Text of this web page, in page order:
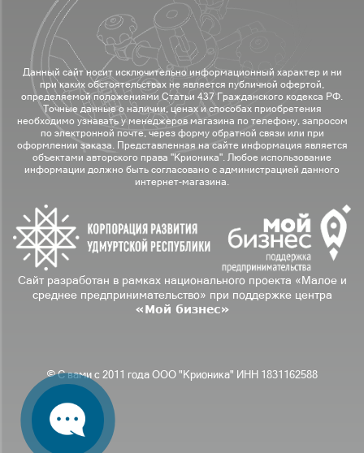
Данный сайт носит исключительно информационный характер и ни
при каких обстоятельствах не является публичной офертой,
определяемой положениями Статьи 437 Гражданского кодекса РФ.
Точные данные о наличии, ценах и способах приобретения
необходимо узнавать у менеджеров магазина по телефону, запросом
по электронной почте, через форму обратной связи или при
оформлении заказа. Представленная на сайте информация является
объектами авторского права "Крионика". Любое использование
информации должно быть согласовано с администрацией данного
интернет-магазина.
Сайт разработан в рамках национального проекта «Малое и
среднее предпринимательство» при поддержке центра
«Мой бизнес»
© С вами с 2011 года ООО "Крионика" ИНН 1831162588